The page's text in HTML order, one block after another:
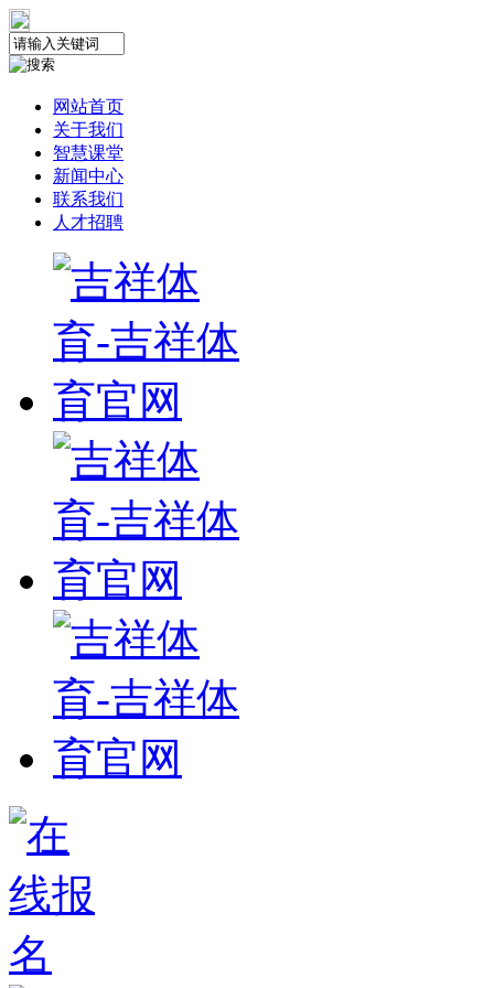
网站首页
关于我们
智慧课堂
新闻中心
联系我们
人才招聘